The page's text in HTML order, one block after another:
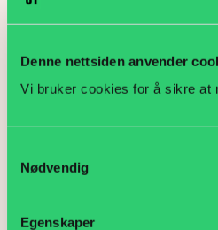
Denne nettsiden anvender
Vi bruker cookies for å sikre at
Nødvendig
Egenskaper